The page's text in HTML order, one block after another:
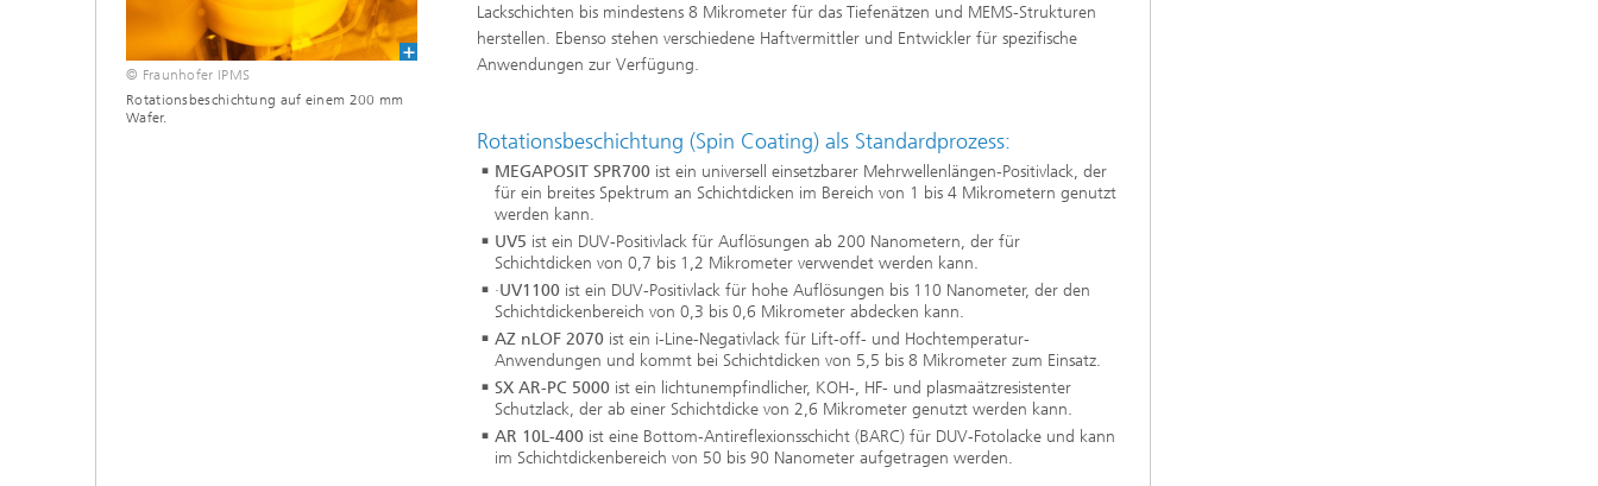
© Fraunhofer IPMS
Rotationsbeschichtung auf einem 200 mm
Wafer.
Lackschichten bis mindestens 8 Mikrometer für das Tiefenätzen und MEMS-Strukturen
herstellen. Ebenso stehen verschiedene Haftvermittler und Entwickler für spezifische
Anwendungen zur Verfügung.
Rotationsbeschichtung (Spin Coating) als Standardprozess:
MEGAPOSIT SPR700 ist ein universell einsetzbarer Mehrwellenlängen-Positivlack, der
für ein breites Spektrum an Schichtdicken im Bereich von 1 bis 4 Mikrometern genutzt
werden kann.
UV5 ist ein DUV-Positivlack für Auflösungen ab 200 Nanometern, der für
Schichtdicken von 0,7 bis 1,2 Mikrometer verwendet werden kann.
·UV1100 ist ein DUV-Positivlack für hohe Auflösungen bis 110 Nanometer, der den
Schichtdickenbereich von 0,3 bis 0,6 Mikrometer abdecken kann.
AZ nLOF 2070 ist ein i-Line-Negativlack für Lift-off- und Hochtemperatur-
Anwendungen und kommt bei Schichtdicken von 5,5 bis 8 Mikrometer zum Einsatz.
SX AR-PC 5000 ist ein lichtunempfindlicher, KOH-, HF- und plasmaätzresistenter
Schutzlack, der ab einer Schichtdicke von 2,6 Mikrometer genutzt werden kann.
AR 10L-400 ist eine Bottom‑Antireflexionsschicht (BARC) für DUV-Fotolacke und kann
im Schichtdickenbereich von 50 bis 90 Nanometer aufgetragen werden.